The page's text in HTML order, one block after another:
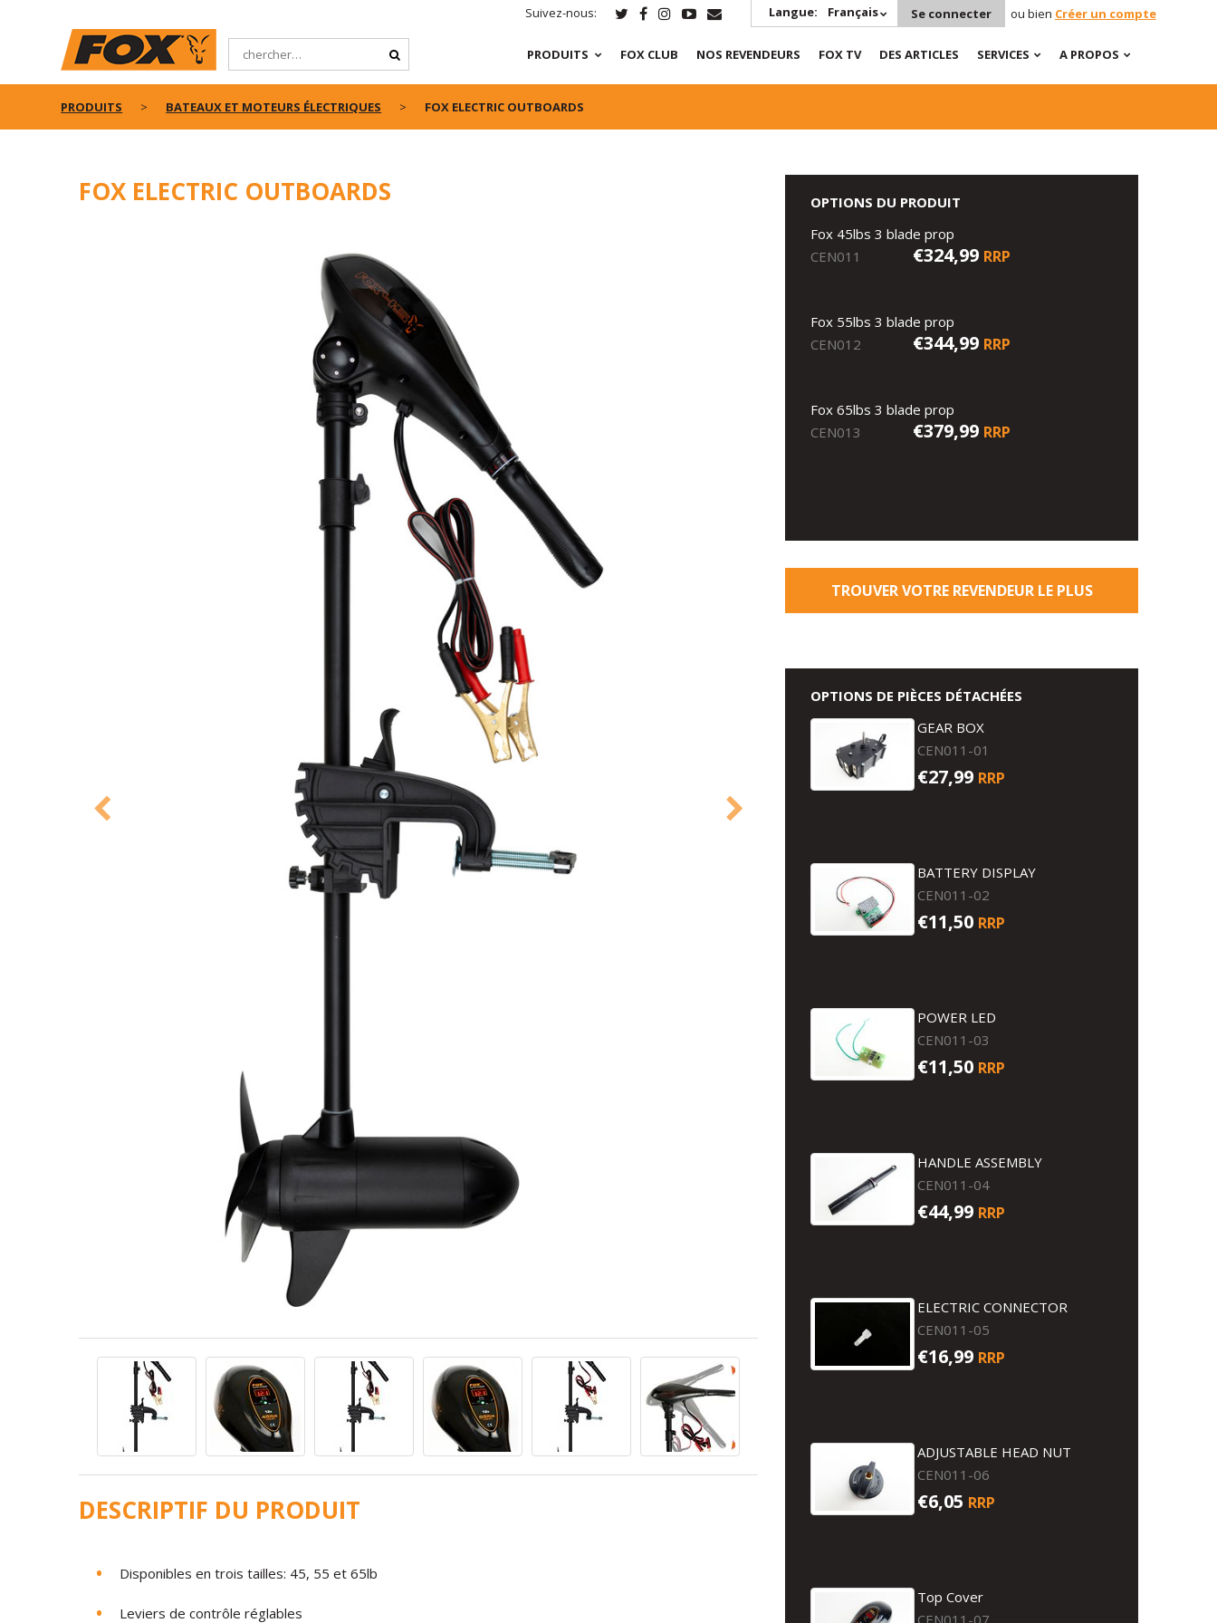
Suivez-nous: Langue: Français Se connecter ou bien Créer un compte
PRODUITS FOX CLUB NOS REVENDEURS FOX TV DES ARTICLES SERVICES A PROPOS
PRODUITS BATEAUX ET MOTEURS ÉLECTRIQUES FOX ELECTRIC OUTBOARDS
FOX ELECTRIC OUTBOARDS
DESCRIPTIF DU PRODUIT
Disponibles en trois tailles: 45, 55 et 65lb
Leviers de contrôle réglables
OPTIONS DU PRODUIT
Fox 45lbs 3 blade prop
CEN011
€324,99 RRP
Fox 55lbs 3 blade prop
CEN012
€344,99 RRP
Fox 65lbs 3 blade prop
CEN013
€379,99 RRP
TROUVER VOTRE REVENDEUR LE PLUS
OPTIONS DE PIÈCES DÉTACHÉES
GEAR BOX
CEN011-01
€27,99 RRP
BATTERY DISPLAY
CEN011-02
€11,50 RRP
POWER LED
CEN011-03
€11,50 RRP
HANDLE ASSEMBLY
CEN011-04
€44,99 RRP
ELECTRIC CONNECTOR
CEN011-05
€16,99 RRP
ADJUSTABLE HEAD NUT
CEN011-06
€6,05 RRP
Top Cover
CEN011-07